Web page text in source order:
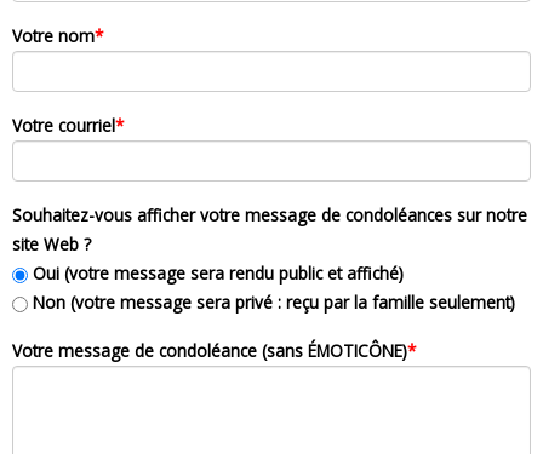
Votre nom*
Votre courriel*
Souhaitez-vous afficher votre message de condoléances sur notre
site Web ?
Oui (votre message sera rendu public et affiché)
Non (votre message sera privé : reçu par la famille seulement)
Votre message de condoléance (sans ÉMOTICÔNE)*